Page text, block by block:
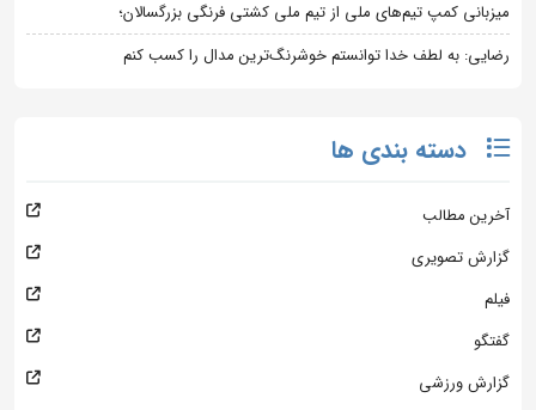
میزبانی کمپ تیم‌های ملی از تیم ملی کشتی فرنگی بزرگسالان؛
رضایی: به لطف خدا توانستم خوشرنگ‌ترین مدال را کسب کنم
دسته بندی ها
آخرین مطالب
گزارش تصویری
فیلم
گفتگو
گزارش ورزشی